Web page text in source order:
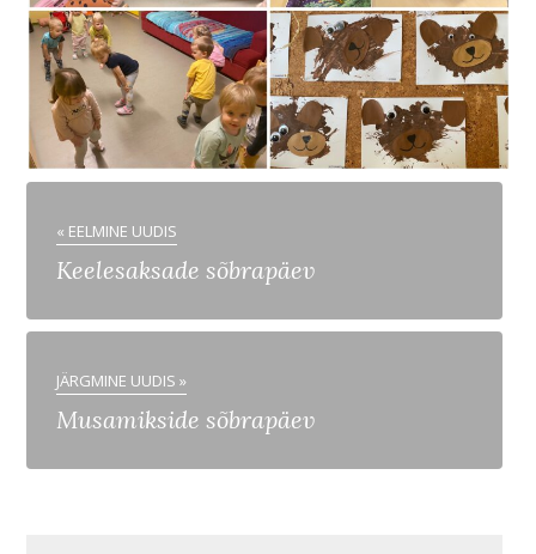
« EELMINE UUDIS
Keelesaksade sõbrapäev
JÄRGMINE UUDIS »
Musamikside sõbrapäev